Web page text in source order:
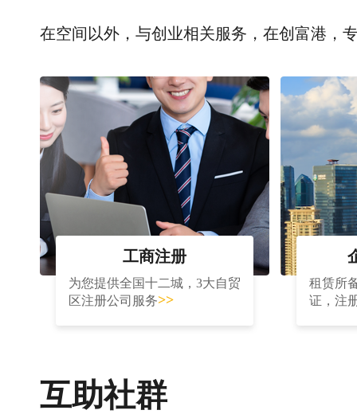
在空间以外，与创业相关服务，在创富港，
工商注册
为您提供全国十二城，3大自贸
区注册公司服务>>
租赁所
证，注
互助社群